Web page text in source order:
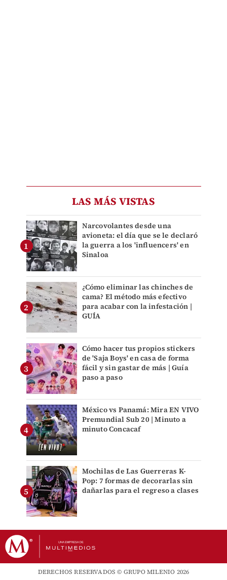
LAS MÁS VISTAS
Narcovolantes desde una
avioneta: el día que se le declaró
la guerra a los 'influencers' en
Sinaloa
¿Cómo eliminar las chinches de
cama? El método más efectivo
para acabar con la infestación |
GUÍA
Cómo hacer tus propios stickers
de 'Saja Boys' en casa de forma
fácil y sin gastar de más | Guía
paso a paso
México vs Panamá: Mira EN VIVO
Premundial Sub 20 | Minuto a
minuto Concacaf
Mochilas de Las Guerreras K-
Pop: 7 formas de decorarlas sin
dañarlas para el regreso a clases
DERECHOS RESERVADOS © GRUPO MILENIO 2026